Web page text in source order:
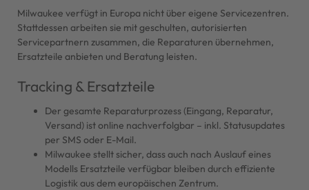
Milwaukee verfügt in Europa nicht über eigene Servicezentren.
Stattdessen arbeiten sie mit geschulten, autorisierten
Servicepartnern zusammen, die Reparaturen übernehmen,
Ersatzteile anbieten und Beratung leisten.
Tracking & Ersatzteile
Der gesamte Reparaturprozess (Eingang, Reparatur,
Versand) ist online nachverfolgbar – inkl. Statusupdates
per SMS oder E-Mail.
Milwaukee stellt sicher, dass auch nach Auslauf eines
Modells Ersatzteile verfügbar bleiben durch effiziente
Logistik aus dem europäischen Zentrum.